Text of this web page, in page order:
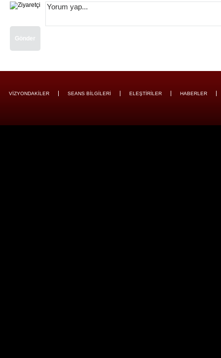
Gönder
VİZYONDAKİLER SEANS BİLGİLERİ ELEŞTİRİLER HABERLER